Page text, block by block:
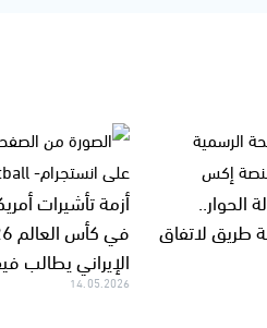
طريق لاتفاق
أزمة تأشيرات
الإيراني يطالب
14.05.2026